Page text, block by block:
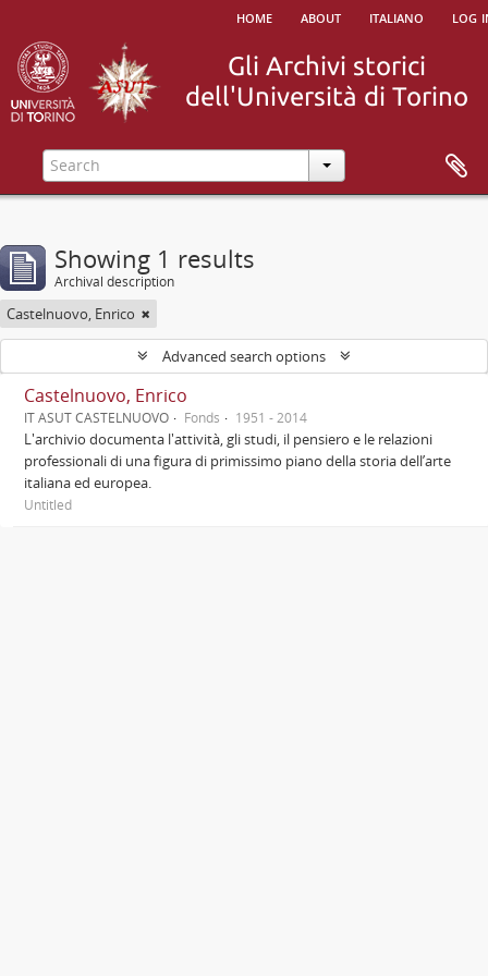
home about italiano log
Showing 1 results
Archival description
Castelnuovo, Enrico
Advanced search options
Castelnuovo, Enrico
IT ASUT CASTELNUOVO Fonds 1951 - 2014
L'archivio documenta l'attività, gli studi, il pensiero e le relazioni
professionali di una figura di primissimo piano della storia dell’arte
italiana ed europea.
Untitled